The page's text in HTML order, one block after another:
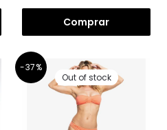
Comprar
-37%
Out of stock